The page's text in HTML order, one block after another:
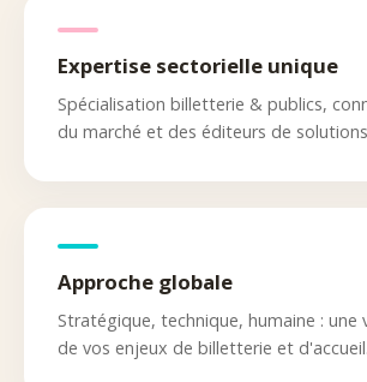
Expertise sectorielle unique
Spécialisation billetterie & publics,
du marché et des éditeurs de
Approche globale
Stratégique, technique, humaine : une
de vos enjeux de billetterie et d'accueil.